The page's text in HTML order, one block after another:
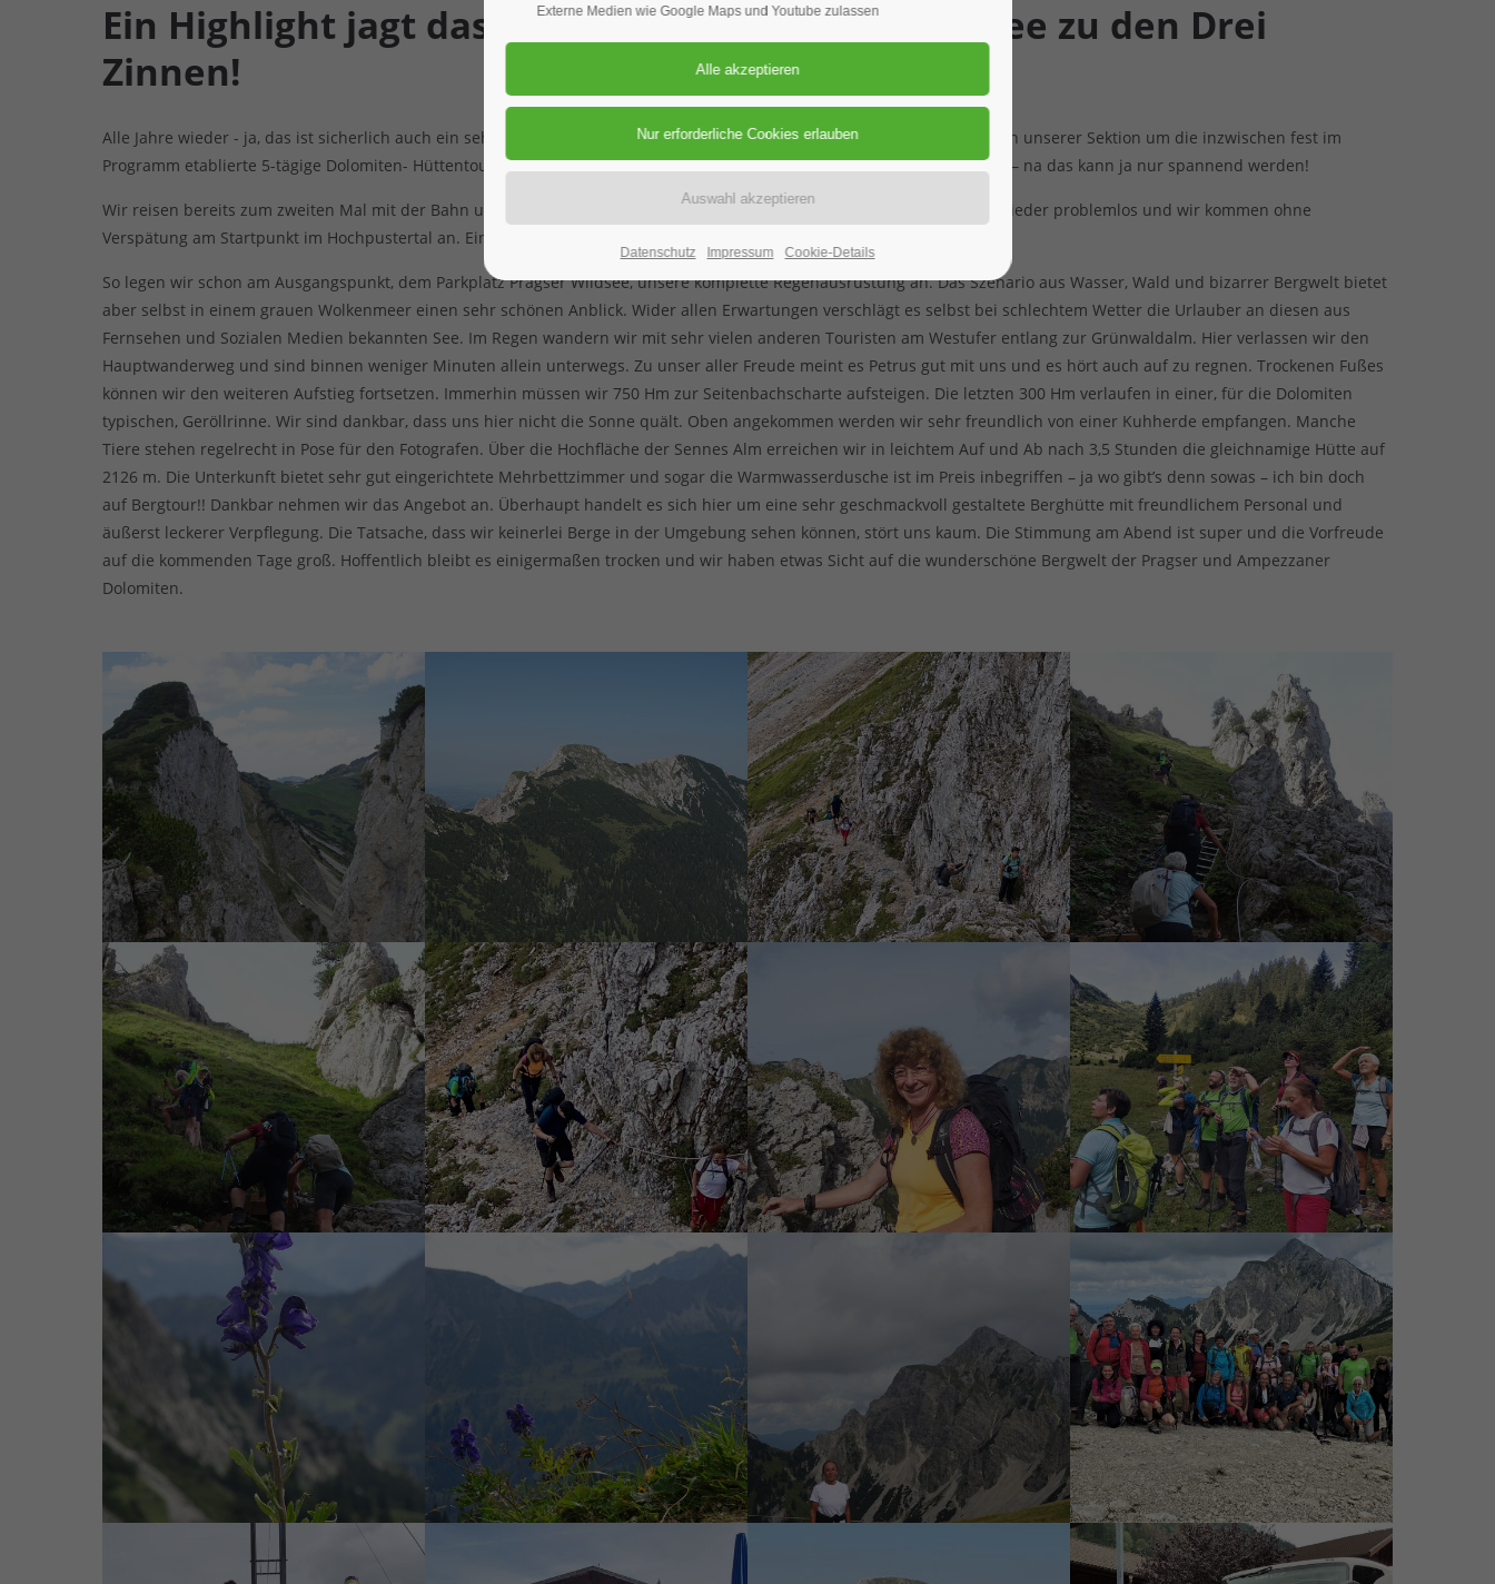
Ein Highlight jagt das andere - Vom Pragser Wildsee zu den Drei
Zinnen!
Alle Jahre wieder - ja, das ist sicherlich auch ein sehr bekanntes Weihnachtslied, aber mittlerweile handelt es sich dabei in unserer Sektion um die inzwischen fest im
Programm etablierte 5-tägige Dolomiten- Hüttentour. Heuer ist ein Klassiker angesagt – Pragser Wildsee und Drei Zinnen – na das kann ja nur spannend werden!
Wir reisen bereits zum zweiten Mal mit der Bahn und einem Shuttlebus an. Zum Glück verläuft die Anfahrt auch heuer wieder problemlos und wir kommen ohne
Verspätung am Startpunkt im Hochpustertal an. Einzig die Wetterlage spielt nicht so recht mit!
So legen wir schon am Ausgangspunkt, dem Parkplatz Pragser Wildsee, unsere komplette Regenausrüstung an. Das Szenario aus Wasser, Wald und bizarrer Bergwelt bietet
aber selbst in einem grauen Wolkenmeer einen sehr schönen Anblick. Wider allen Erwartungen verschlägt es selbst bei schlechtem Wetter die Urlauber an diesen aus
Fernsehen und Sozialen Medien bekannten See. Im Regen wandern wir mit sehr vielen anderen Touristen am Westufer entlang zur Grünwaldalm. Hier verlassen wir den
Hauptwanderweg und sind binnen weniger Minuten allein unterwegs. Zu unser aller Freude meint es Petrus gut mit uns und es hört auch auf zu regnen. Trockenen Fußes
können wir den weiteren Aufstieg fortsetzen. Immerhin müssen wir 750 Hm zur Seitenbachscharte aufsteigen. Die letzten 300 Hm verlaufen in einer, für die Dolomiten
typischen, Geröllrinne. Wir sind dankbar, dass uns hier nicht die Sonne quält. Oben angekommen werden wir sehr freundlich von einer Kuhherde empfangen. Manche
Tiere stehen regelrecht in Pose für den Fotografen. Über die Hochfläche der Sennes Alm erreichen wir in leichtem Auf und Ab nach 3,5 Stunden die gleichnamige Hütte auf
2126 m. Die Unterkunft bietet sehr gut eingerichtete Mehrbettzimmer und sogar die Warmwasserdusche ist im Preis inbegriffen – ja wo gibt’s denn sowas – ich bin doch
auf Bergtour!! Dankbar nehmen wir das Angebot an. Überhaupt handelt es sich hier um eine sehr geschmackvoll gestaltete Berghütte mit freundlichem Personal und
äußerst leckerer Verpflegung. Die Tatsache, dass wir keinerlei Berge in der Umgebung sehen können, stört uns kaum. Die Stimmung am Abend ist super und die Vorfreude
auf die kommenden Tage groß. Hoffentlich bleibt es einigermaßen trocken und wir haben etwas Sicht auf die wunderschöne Bergwelt der Pragser und Ampezzaner
Dolomiten.
Externe Medien wie Google Maps und Youtube zulassen
Datenschutz Impressum Cookie-Details